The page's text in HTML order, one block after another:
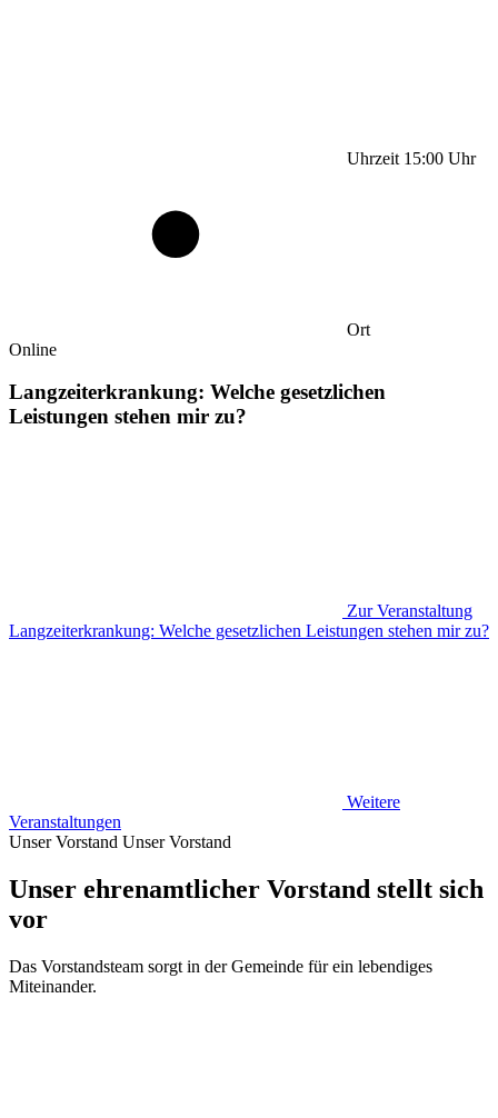
Uhrzeit 15:00 Uhr
Ort
Online
Langzeiterkrankung: Welche gesetzlichen
Leistungen stehen mir zu?
Zur Veranstaltung
Langzeiterkrankung: Welche gesetzlichen Leistungen stehen mir zu?
Weitere
Veranstaltungen
Unser Vorstand Unser Vorstand
Unser ehrenamtlicher Vorstand stellt sich
vor
Das Vorstandsteam sorgt in der Gemeinde für ein lebendiges
Miteinander.